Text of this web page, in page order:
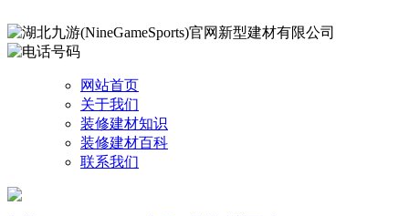
网站首页
关于我们
装修建材知识
装修建材百科
联系我们